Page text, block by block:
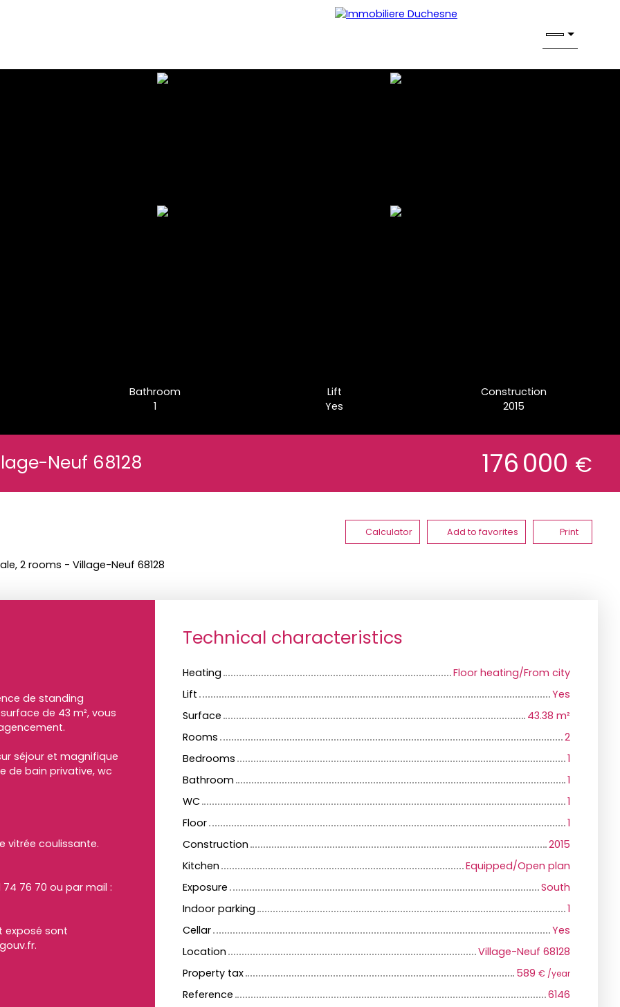
Bathroom
1
Lift
Yes
Construction
2015
Neuf 68128 176 000 €
Calculator Add to favorites Print
2 rooms - Village-Neuf 68128
de standing
de 43 m², vous
séjour et magnifique
de bain privative, wc
vitrée coulissante.
76 70 ou par mail :
exposé sont
Technical characteristics
Heating
Floor heating/From city
Lift
Yes
Surface
43.38 m²
Rooms
2
Bedrooms
1
Bathroom
1
WC
1
Floor
1
Construction
2015
Kitchen
Equipped/Open plan
Exposure
South
Indoor parking
1
Cellar
Yes
Location
Village-Neuf 68128
Property tax
589 € /year
Reference 6146